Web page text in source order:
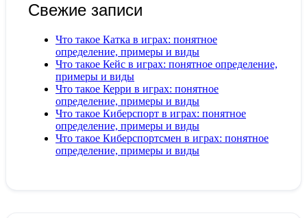
Свежие записи
Что такое Катка в играх: понятное
определение, примеры и виды
Что такое Кейс в играх: понятное определение,
примеры и виды
Что такое Керри в играх: понятное
определение, примеры и виды
Что такое Киберспорт в играх: понятное
определение, примеры и виды
Что такое Киберспортсмен в играх: понятное
определение, примеры и виды